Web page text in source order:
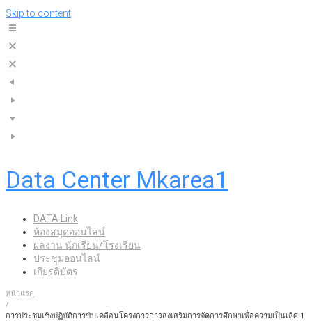
Skip to content
Data Center Mkarea1
DATA Link
ห้องสมุดออนไลน์
ผลงาน นักเรียน/โรงเรียน
ประชุมออนไลน์
เกียรติบัตร
หน้าแรก
/
การประชุมเชิงปฏิบัติการขับเคลื่อนโครงการการส่งเสริมการจัดการศึกษาเพื่อความเป็นเลิศ 1